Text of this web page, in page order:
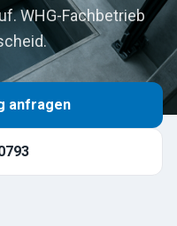
WHG-Fachbetrieb
anfragen